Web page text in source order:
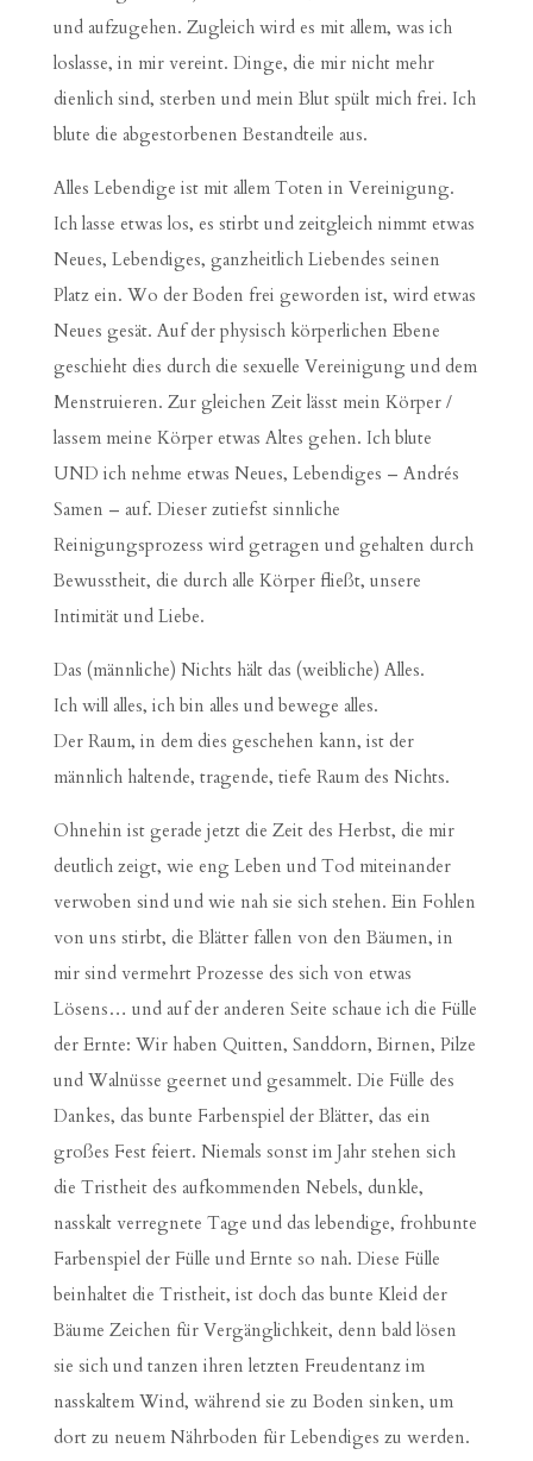
und aufzugehen. Zugleich wird es mit allem, was ich
loslasse, in mir vereint. Dinge, die mir nicht mehr
dienlich sind, sterben und mein Blut spült mich frei. Ich
blute die abgestorbenen Bestandteile aus.
Alles Lebendige ist mit allem Toten in Vereinigung.
Ich lasse etwas los, es stirbt und zeitgleich nimmt etwas
Neues, Lebendiges, ganzheitlich Liebendes seinen
Platz ein. Wo der Boden frei geworden ist, wird etwas
Neues gesät. Auf der physisch körperlichen Ebene
geschieht dies durch die sexuelle Vereinigung und dem
Menstruieren. Zur gleichen Zeit lässt mein Körper /
lassem meine Körper etwas Altes gehen. Ich blute
UND ich nehme etwas Neues, Lebendiges – Andrés
Samen – auf. Dieser zutiefst sinnliche
Reinigungsprozess wird getragen und gehalten durch
Bewusstheit, die durch alle Körper fließt, unsere
Intimität und Liebe.
Das (männliche) Nichts hält das (weibliche) Alles.
Ich will alles, ich bin alles und bewege alles.
Der Raum, in dem dies geschehen kann, ist der
männlich haltende, tragende, tiefe Raum des Nichts.
Ohnehin ist gerade jetzt die Zeit des Herbst, die mir
deutlich zeigt, wie eng Leben und Tod miteinander
verwoben sind und wie nah sie sich stehen. Ein Fohlen
von uns stirbt, die Blätter fallen von den Bäumen, in
mir sind vermehrt Prozesse des sich von etwas
Lösens… und auf der anderen Seite schaue ich die Fülle
der Ernte: Wir haben Quitten, Sanddorn, Birnen, Pilze
und Walnüsse geernet und gesammelt. Die Fülle des
Dankes, das bunte Farbenspiel der Blätter, das ein
großes Fest feiert. Niemals sonst im Jahr stehen sich
die Tristheit des aufkommenden Nebels, dunkle,
nasskalt verregnete Tage und das lebendige, frohbunte
Farbenspiel der Fülle und Ernte so nah. Diese Fülle
beinhaltet die Tristheit, ist doch das bunte Kleid der
Bäume Zeichen für Vergänglichkeit, denn bald lösen
sie sich und tanzen ihren letzten Freudentanz im
nasskaltem Wind, während sie zu Boden sinken, um
dort zu neuem Nährboden für Lebendiges zu werden.